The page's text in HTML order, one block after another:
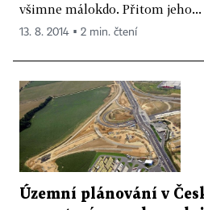
všimne málokdo. Přitom jeho...
13. 8. 2014 ▪ 2 min. čtení
Územní plánování v